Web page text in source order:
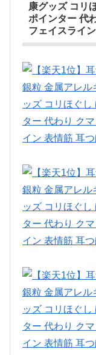
康グッズ コリ
ポインター 代
フェイスライ